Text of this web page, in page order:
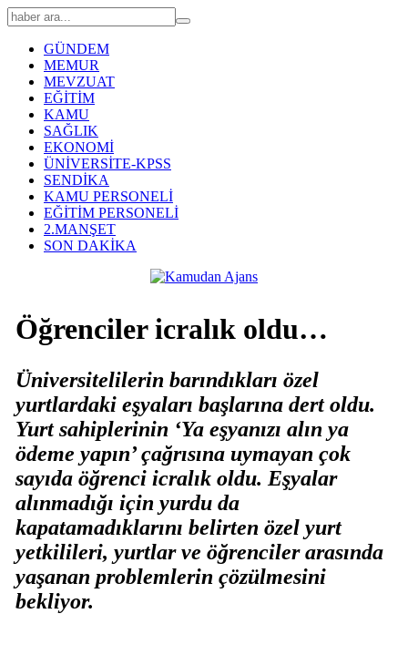
GÜNDEM
MEMUR
MEVZUAT
EĞİTİM
KAMU
SAĞLIK
EKONOMİ
ÜNİVERSİTE-KPSS
SENDİKA
KAMU PERSONELİ
EĞİTİM PERSONELİ
2.MANŞET
SON DAKİKA
Öğrenciler icralık oldu…
Üniversitelilerin barındıkları özel
yurtlardaki eşyaları başlarına dert oldu.
Yurt sahiplerinin ‘Ya eşyanızı alın ya
ödeme yapın’ çağrısına uymayan çok
sayıda öğrenci icralık oldu. Eşyalar
alınmadığı için yurdu da
kapatamadıklarını belirten özel yurt
yetkilileri, yurtlar ve öğrenciler arasında
yaşanan problemlerin çözülmesini
bekliyor.